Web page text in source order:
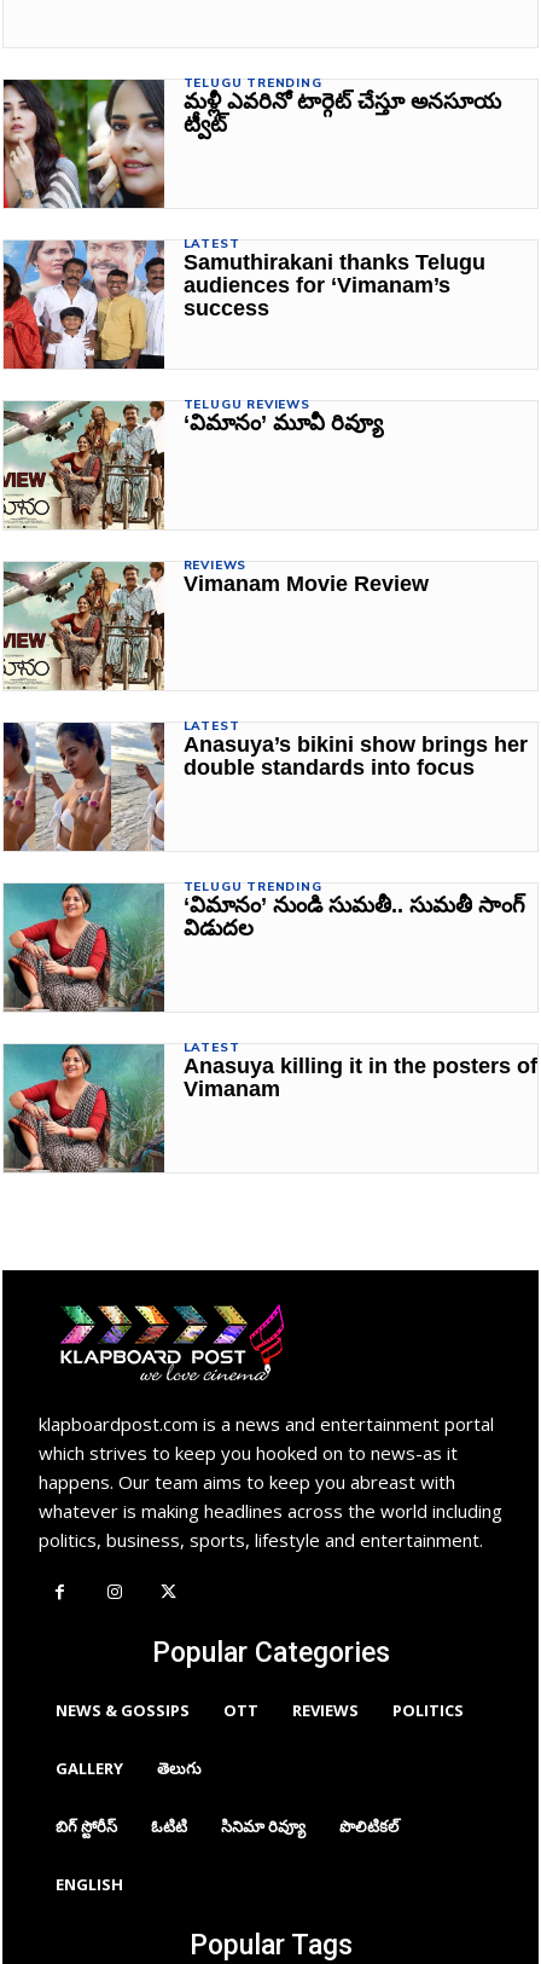
TELUGU TRENDING
మళ్లీ ఎవరినో టార్గెట్ చేస్తూ అనసూయ
ట్వీట్
LATEST
Samuthirakani thanks Telugu
audiences for ‘Vimanam’s
success
TELUGU REVIEWS
‘విమానం’ మూవీ రివ్యూ
REVIEWS
Vimanam Movie Review
LATEST
Anasuya’s bikini show brings her
double standards into focus
TELUGU TRENDING
‘విమానం’ నుండి సుమతీ.. సుమతీ సాంగ్‌
విడుదల
LATEST
Anasuya killing it in the posters of
Vimanam
klapboardpost.com is a news and entertainment portal
which strives to keep you hooked on to news-as it
happens. Our team aims to keep you abreast with
whatever is making headlines across the world including
politics, business, sports, lifestyle and entertainment.
Popular Categories
NEWS & GOSSIPS OTT REVIEWS POLITICS
GALLERY తెలుగు
బిగ్ స్టోరీస్ ఓటిటి సినిమా రివ్యూ పొలిటికల్
ENGLISH
Popular Tags